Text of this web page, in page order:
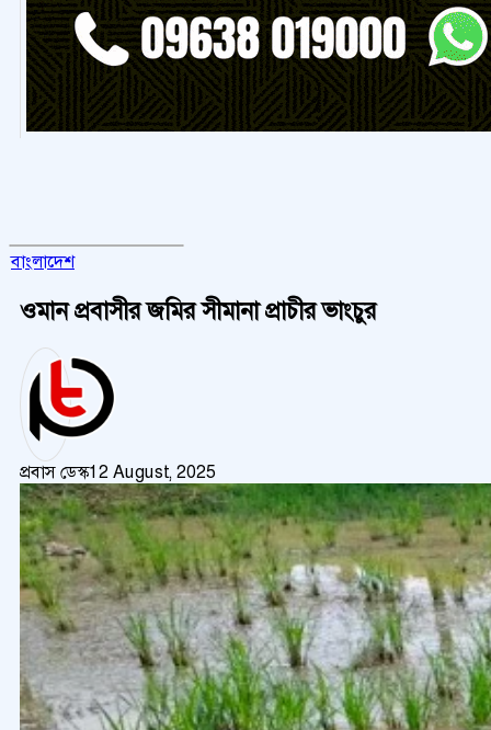
বাংলাদেশ
ওমান প্রবাসীর জমির সীমানা প্রাচীর ভাংচুর
প্রবাস ডেস্ক12 August, 2025